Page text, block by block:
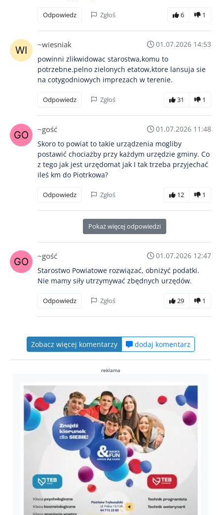
Odpowiedz Zgłoś 6 1
~wiesniak
01.07.2026 14:53
powinni zlikwidowac starostwa,komu to
potrzebne.pelno zielonych etatow,ktore lansuja sie
na cotygodniowych imprezach w terenie.
Odpowiedz Zgłoś 31 1
~gość
01.07.2026 11:48
Skoro to powiat to takie urządzenia mogliby
postawić chociażby przy każdym urzędzie gminy. Co
z tego jak jest urzędomat jak I tak trzeba przyjechać
ileś km do Piotrkowa?
Odpowiedz Zgłoś 12 1
Pokaż więcej odpowiedzi
~gość
01.07.2026 12:47
Starostwo Powiatowe rozwiązać, obniżyć podatki.
Nie mamy siły utrzymywać zbędnych urzędów.
Odpowiedz Zgłoś 29 1
Zobacz więcej komentarzy dodaj komentarz
reklama